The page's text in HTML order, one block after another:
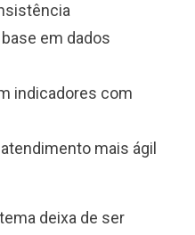
em dados
indicadores com
mais ágil
deixa de ser